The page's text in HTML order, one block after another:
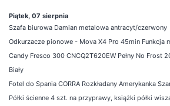
Piątek, 07 sierpnia
Szafa biurowa Damian metalowa antracyt/czerwony
Odkurzacze pionowe - Mova X4 Pro 45min Funkcja
Candy Fresco 300 CNCQ2T620EW Pełny No Frost
Biały
Fotel do Spania CORRA Rozkładany Amerykanka
Półki ścienne 4 szt. na przyprawy, książki półki